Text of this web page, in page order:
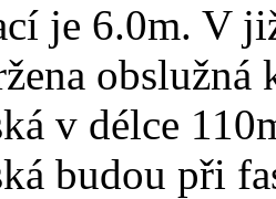
je 6.0m. V
v délce
budou při